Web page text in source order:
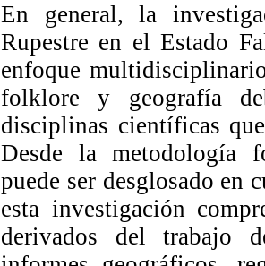
En general, la
Rupestre en el Estado
enfoque
folklore y geografía
disciplinas científicas
Desde la metodología
puede ser desglosado en
esta investigación
derivados del trabajo